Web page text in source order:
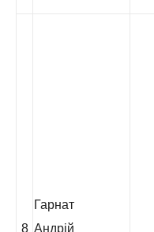
8
Гарнат
Андрій